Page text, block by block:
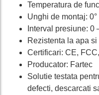
Temperatura de
Unghi de montaj:
Interval presiune: 0
Rezistenta la apa si
Certificari: CE,
Producator: Fartec
Solutie testata
defecti, descarcati